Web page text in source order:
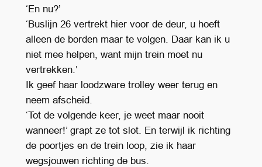
‘En nu?’
‘Buslijn 26 vertrekt hier voor de deur, u hoeft
alleen de borden maar te volgen. Daar kan ik u
niet mee helpen, want mijn trein moet nu
vertrekken.’
Ik geef haar loodzware trolley weer terug en
neem afscheid.
‘Tot de volgende keer, je weet maar nooit
wanneer!’ grapt ze tot slot. En terwijl ik richting
de poortjes en de trein loop, zie ik haar
wegsjouwen richting de bus.